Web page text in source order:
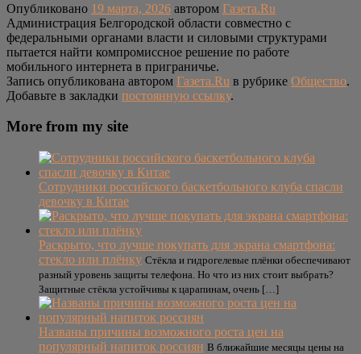
Опубликовано 19 марта, 2026 автором Газета.Ru
Администрация Белгородской области совместно с
федеральными органами власти и силовыми структурами
пытается найти компромиссное решение по работе
мобильного интернета в приграничье.
Запись опубликована автором Газета.Ru в рубрике Общество.
Добавьте в закладки постоянную ссылку.
More from my site
Сотрудники российского баскетбольного клуба спасли
девочку в Китае
Раскрыто, что лучше покупать для экрана смартфона:
стекло или плёнку Стёкла и гидрогелевые плёнки обеспечивают
разный уровень защиты телефона. Но что из них стоит выбрать?
Защитные стёкла устойчивы к царапинам, очень […]
Названы причины возможного роста цен на
популярный напиток россиян В ближайшие месяцы цены на